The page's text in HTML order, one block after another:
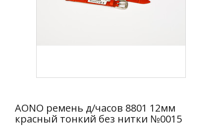
AONO ремень д/часов 8801 12мм
красный тонкий без нитки №0015